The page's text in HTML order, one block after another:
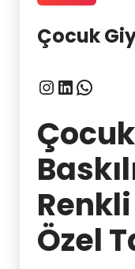
Çocuk
Instagram
LinkedIn
Özel